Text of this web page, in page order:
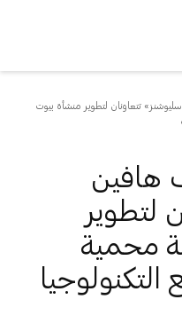
تتعاونان لتطوير منشأة بيوت
هافين
لتطوير
محمية